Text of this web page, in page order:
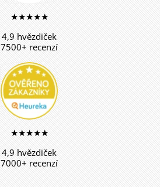
★★★★★
4,9 hvězdiček
7500+ recenzí
★★★★★
4,9 hvězdiček
7000+ recenzí